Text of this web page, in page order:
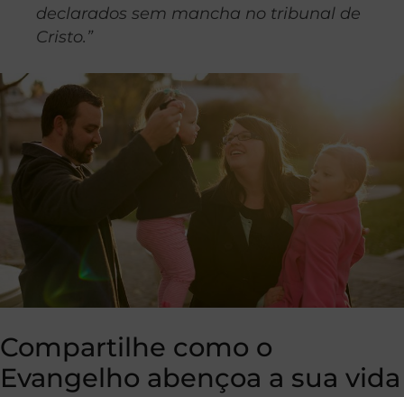
declarados sem mancha no tribunal de
Cristo.”
Compartilhe como o
Evangelho abençoa a sua vida